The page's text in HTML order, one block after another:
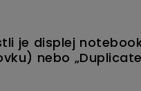
je displej
nebo